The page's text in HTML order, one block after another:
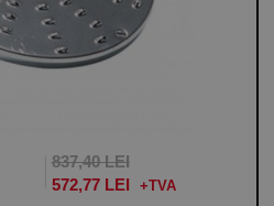
837,40 LEI
572,77 LEI